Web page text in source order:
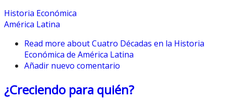
Historia Económica
América Latina
Read more about Cuatro Décadas en la Historia
Económica de América Latina
Añadir nuevo comentario
¿Creciendo para quién?